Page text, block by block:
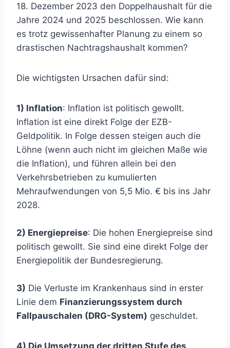
18. Dezember 2023 den Doppelhaushalt für die
Jahre 2024 und 2025 beschlossen. Wie kann
es trotz gewissenhafter Planung zu einem so
drastischen Nachtragshaushalt kommen?
Die wichtigsten Ursachen dafür sind:
1) Inflation: Inflation ist politisch gewollt.
Inflation ist eine direkt Folge der EZB-
Geldpolitik. In Folge dessen steigen auch die
Löhne (wenn auch nicht im gleichen Maße wie
die Inflation), und führen allein bei den
Verkehrsbetrieben zu kumulierten
Mehraufwendungen von 5,5 Mio. € bis ins Jahr
2028.
2) Energiepreise: Die hohen Energiepreise sind
politisch gewollt. Sie sind eine direkt Folge der
Energiepolitik der Bundesregierung.
3) Die Verluste im Krankenhaus sind in erster
Linie dem Finanzierungssystem durch
Fallpauschalen (DRG-System) geschuldet.
4) Die Umsetzung der dritten Stufe des